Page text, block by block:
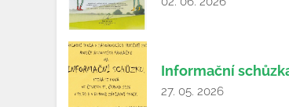
Informační
27. 05. 2026